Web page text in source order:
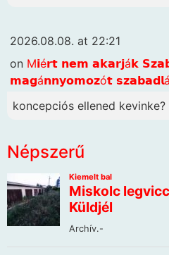
2026.08.08. at 22:21
on M𝗶é𝗿𝘁 𝗻𝗲𝗺 𝗮𝗸𝗮𝗿𝗷á𝗸
𝗺𝗮𝗴á𝗻𝗻𝘆𝗼𝗺𝗼𝘇ó𝘁
koncepciós ellened
Népszerű